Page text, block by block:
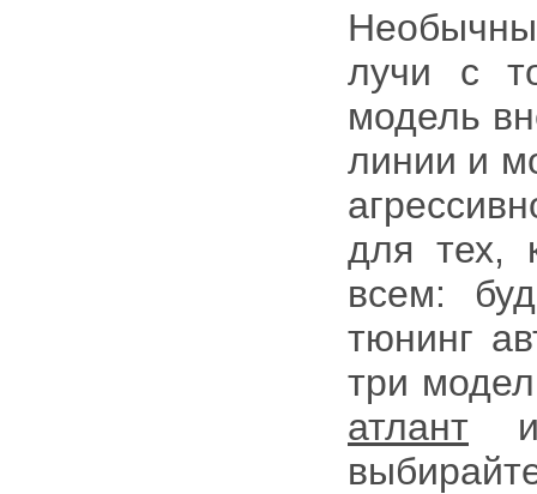
лучи с
модель
линии и
для тех,
всем:
тюнинг
три
атлант